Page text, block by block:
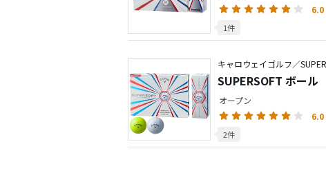
6.0
1件
キャロウェイゴルフ／
SUPERSOFT ボール
オープン
6.0
2件